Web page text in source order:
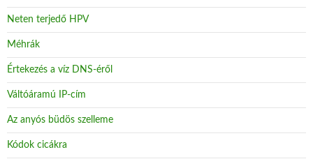
Neten terjedő HPV
Méhrák
Értekezés a víz DNS-éről
Váltóáramú IP-cím
Az anyós büdös szelleme
Kódok cicákra